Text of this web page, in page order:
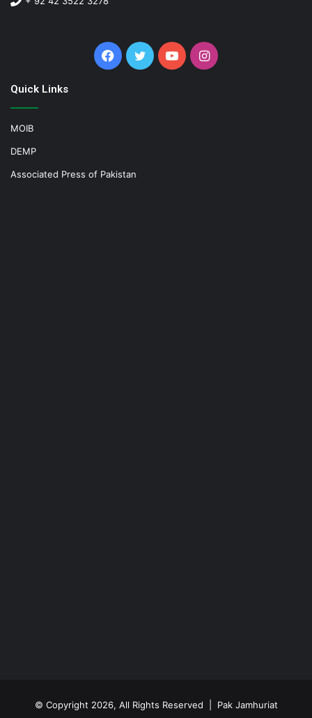
Facebook
TwitterYouTubeInstagram
Quick Links
MOIB
DEMP
Associated Press of Pakistan
© Copyright 2026, All Rights Reserved | Pak Jamhuriat